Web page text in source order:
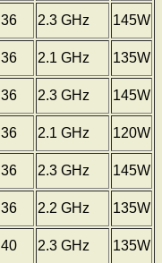
2.3 GHz
145W
2.1 GHz
135W
2.3 GHz
145W
2.1 GHz
120W
2.3 GHz
145W
2.2 GHz
135W
2.3 GHz
135W